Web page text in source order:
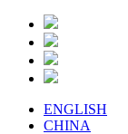
ENGLISH
CHINA